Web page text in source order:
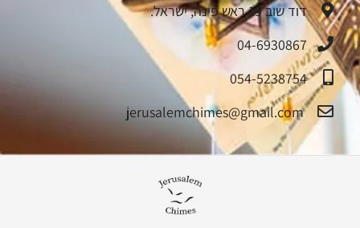
דוד שוב 19 ראש פינה, ישראל.
04-6930867
054-5238754
jerusalemchimes@gmail.com‏